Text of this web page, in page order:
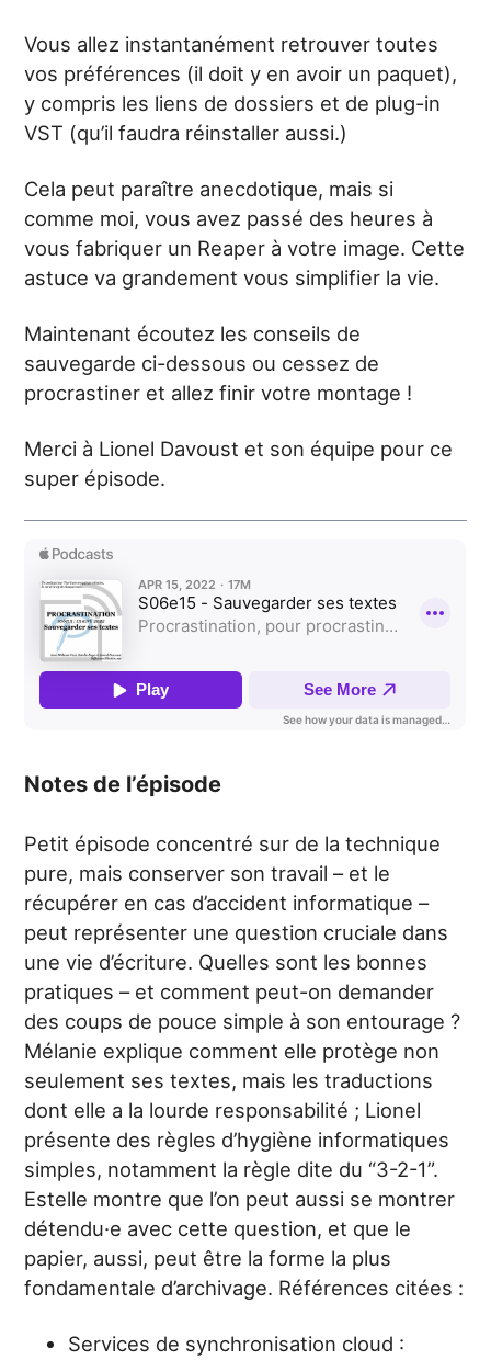
Vous allez instantanément retrouver toutes
vos préférences (il doit y en avoir un paquet),
y compris les liens de dossiers et de plug-in
VST (qu’il faudra réinstaller aussi.)
Cela peut paraître anecdotique, mais si
comme moi, vous avez passé des heures à
vous fabriquer un Reaper à votre image. Cette
astuce va grandement vous simplifier la vie.
Maintenant écoutez les conseils de
sauvegarde ci-dessous ou cessez de
procrastiner et allez finir votre montage !
Merci à Lionel Davoust et son équipe pour ce
super épisode.
Notes de l’épisode
Petit épisode concentré sur de la technique
pure, mais conserver son travail – et le
récupérer en cas d’accident informatique –
peut représenter une question cruciale dans
une vie d’écriture. Quelles sont les bonnes
pratiques – et comment peut-on demander
des coups de pouce simple à son entourage ?
Mélanie explique comment elle protège non
seulement ses textes, mais les traductions
dont elle a la lourde responsabilité ; Lionel
présente des règles d’hygiène informatiques
simples, notamment la règle dite du “3-2-1”.
Estelle montre que l’on peut aussi se montrer
détendu·e avec cette question, et que le
papier, aussi, peut être la forme la plus
fondamentale d’archivage. Références citées :
Services de synchronisation cloud :